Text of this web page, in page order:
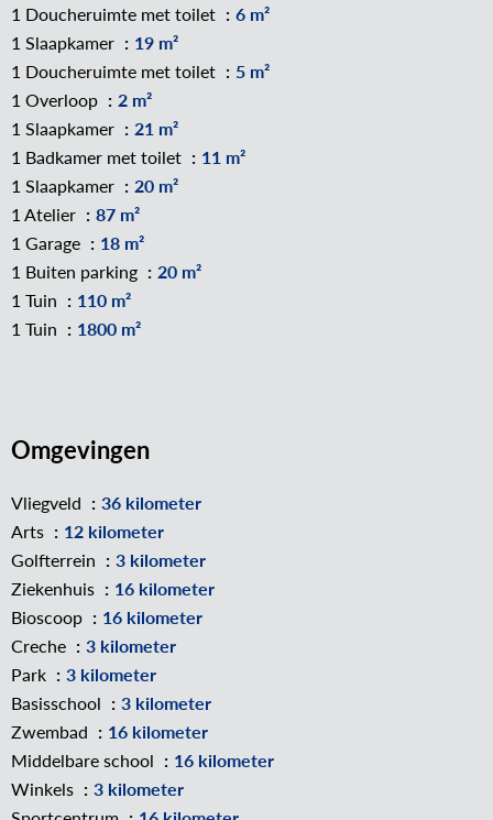
1 Doucheruimte met toilet
6 m²
1 Slaapkamer
19 m²
1 Doucheruimte met toilet
5 m²
1 Overloop
2 m²
1 Slaapkamer
21 m²
1 Badkamer met toilet
11 m²
1 Slaapkamer
20 m²
1 Atelier
87 m²
1 Garage
18 m²
1 Buiten parking
20 m²
1 Tuin
110 m²
1 Tuin
1800 m²
Omgevingen
Vliegveld
36 kilometer
Arts
12 kilometer
Golfterrein
3 kilometer
Ziekenhuis
16 kilometer
Bioscoop
16 kilometer
Creche
3 kilometer
Park
3 kilometer
Basisschool
3 kilometer
Zwembad
16 kilometer
Middelbare school
16 kilometer
Winkels
3 kilometer